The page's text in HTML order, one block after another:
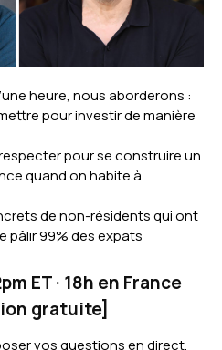
heure, nous aborderons :
pour investir de manière
pour se construire un
quand on habite à
de non-résidents qui ont
pâlir 99% des expats
ET · 18h en France
gratuite]
vos questions en direct.